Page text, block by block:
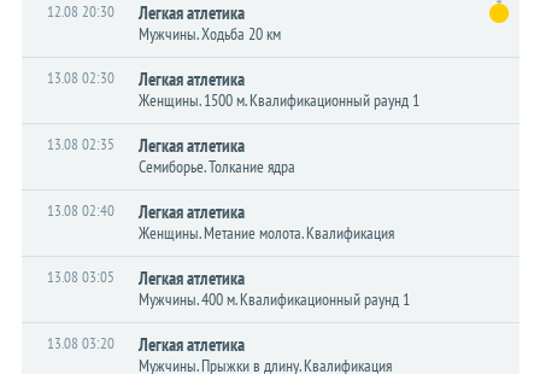
12.08 20:30 Легкая атлетика
Мужчины. Ходьба 20 км
13.08 02:30 Легкая атлетика
Женщины. 1500 м. Квалификационный раунд 1
13.08 02:35 Легкая атлетика
Семиборье. Толкание ядра
13.08 02:40 Легкая атлетика
Женщины. Метание молота. Квалификация
13.08 03:05 Легкая атлетика
Мужчины. 400 м. Квалификационный раунд 1
13.08 03:20 Легкая атлетика
Мужчины. Прыжки в длину. Квалификация